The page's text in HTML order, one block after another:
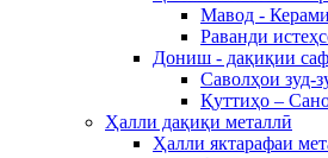
Мавод -
Раванди
Дониш - дақиқии
Саволҳои зуд-
Қуттиҳо –
Ҳалли дақиқи металлӣ
Ҳалли яктарафаи